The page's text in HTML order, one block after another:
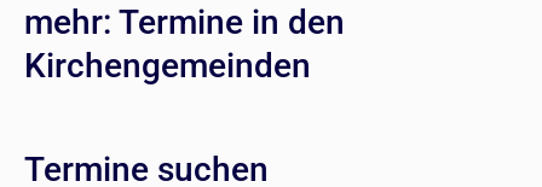
mehr: Termine in den
Kirchengemeinden
Termine suchen